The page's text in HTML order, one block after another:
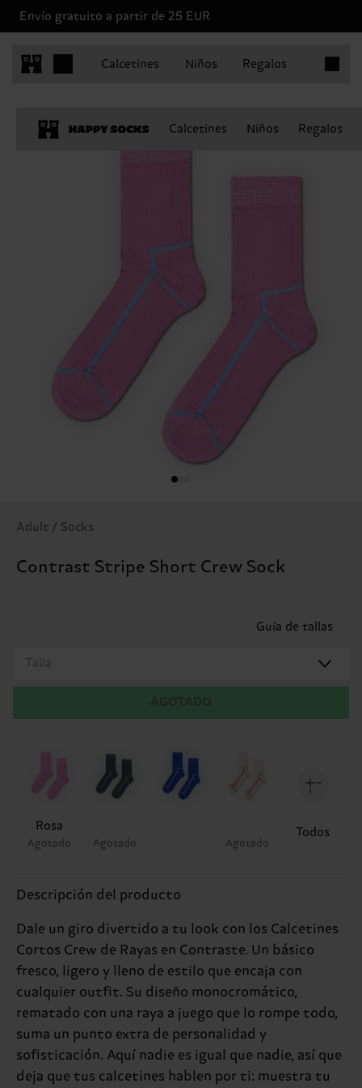
Envío gratuito a partir de 25 EUR
Calcetines Niños Regalos
Calcetines Niños Regalos
Adult / Socks
Contrast Stripe Short Crew Sock
Guía de tallas
Talla
Rosa
Agotado Agotado Agotado
Todos
Descripción del producto
Dale un giro divertido a tu look con los Calcetines
Cortos Crew de Rayas en Contraste. Un básico
fresco, ligero y lleno de estilo que encaja con
cualquier outfit. Su diseño monocromático,
rematado con una raya a juego que lo rompe todo,
suma un punto extra de personalidad y
sofisticación. Aquí nadie es igual que nadie, así que
deja que tus calcetines hablen por ti: muestra tu